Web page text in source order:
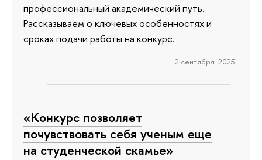
профессиональный академический путь.
Рассказываем о ключевых особенностях и
сроках подачи работы на конкурс.
2 сентября 2025
«Конкурс позволяет
почувствовать себя ученым еще
на студенческой скамье»